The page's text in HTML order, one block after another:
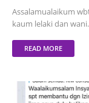
Assalamualaikum
kaum lelaki dan
READ MORE